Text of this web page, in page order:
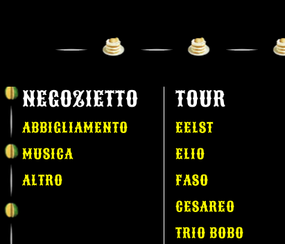
NEGOZIETTO
ABBIGLIAMENTO
MUSICA
ALTRO
TOUR
EELST
ELIO
FASO
CESAREO
TRIO BOBO